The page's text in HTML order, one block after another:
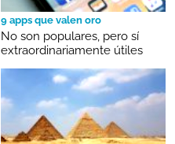
9 apps que valen oro
No son populares, pero sí
extraordinariamente útiles